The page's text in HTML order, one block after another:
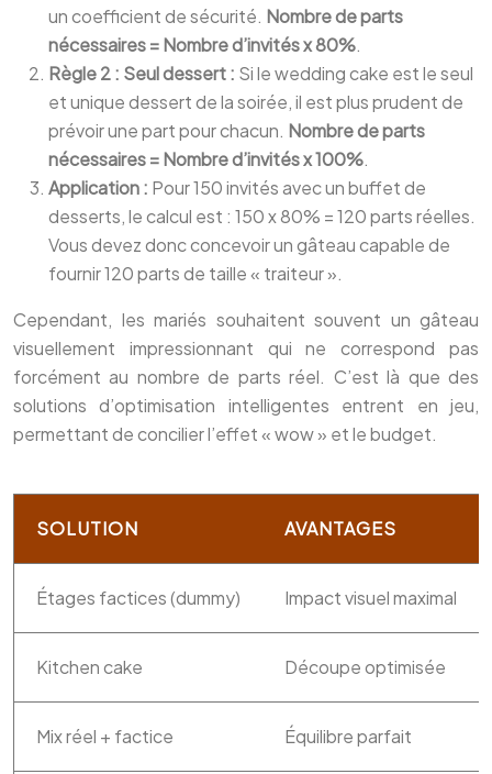
un coefficient de sécurité. Nombre de parts
nécessaires = Nombre d’invités x 80%.
Règle 2 : Seul dessert : Si le wedding cake est le seul
et unique dessert de la soirée, il est plus prudent de
prévoir une part pour chacun. Nombre de parts
nécessaires = Nombre d’invités x 100%.
Application : Pour 150 invités avec un buffet de
desserts, le calcul est : 150 x 80% = 120 parts réelles.
Vous devez donc concevoir un gâteau capable de
fournir 120 parts de taille « traiteur ».
Cependant, les mariés souhaitent souvent un gâteau
visuellement impressionnant qui ne correspond pas
forcément au nombre de parts réel. C’est là que des
solutions d’optimisation intelligentes entrent en jeu,
permettant de concilier l’effet « wow » et le budget.
SOLUTION AVANTAGES
Étages factices (dummy) Impact visuel maximal
Kitchen cake Découpe optimisée
Mix réel + factice Équilibre parfait